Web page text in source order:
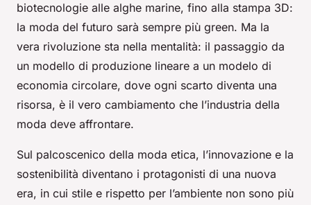
biotecnologie alle alghe marine, fino alla stampa 3D:
la moda del futuro sarà sempre più green. Ma la
vera rivoluzione sta nella mentalità: il passaggio da
un modello di produzione lineare a un modelo di
economia circolare, dove ogni scarto diventa una
risorsa, è il vero cambiamento che l’industria della
moda deve affrontare.
Sul palcoscenico della moda etica, l’innovazione e la
sostenibilità diventano i protagonisti di una nuova
era, in cui stile e rispetto per l’ambiente non sono più